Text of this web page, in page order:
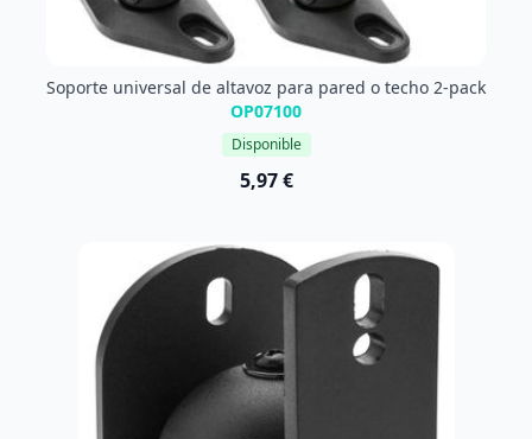
Soporte universal de altavoz para pared o techo 2-pack
OP07100
Disponible
5,97 €